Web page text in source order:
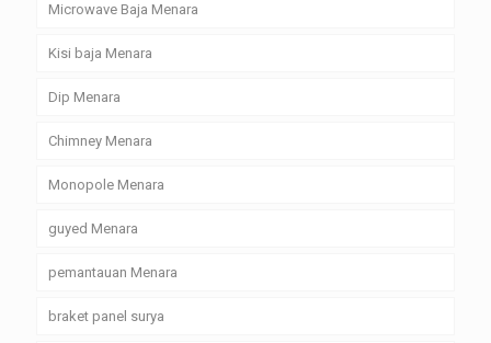
Microwave Baja Menara
Kisi baja Menara
Dip Menara
Chimney Menara
Monopole Menara
guyed Menara
pemantauan Menara
braket panel surya